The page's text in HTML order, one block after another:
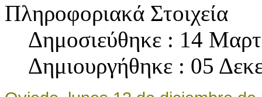
Πληροφοριακά Στοιχεία
Δημοσιεύθηκε : 14
Δημιουργήθηκε : 05